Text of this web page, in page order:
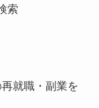
索
就職・副業を